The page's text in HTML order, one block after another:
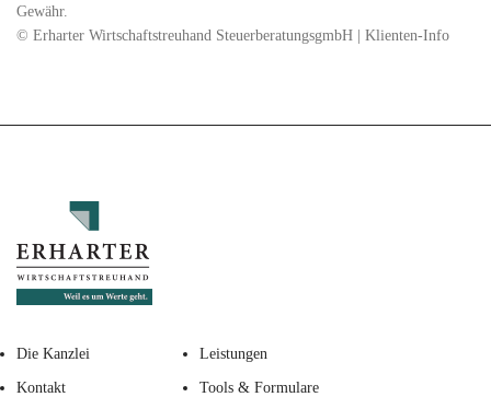
Gewähr.
© Erharter Wirtschaftstreuhand SteuerberatungsgmbH | Klienten-Info
Die Kanzlei Leistungen
Kontakt Tools & Formulare